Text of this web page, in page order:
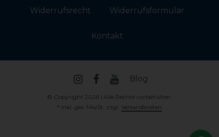
Widerrufs­recht Widerrufs­formular
Kontakt
Blog
© Copyright 2026 | Alle Rechte vorbehalten.
* inkl. ges. MwSt. zzgl. Versandkosten